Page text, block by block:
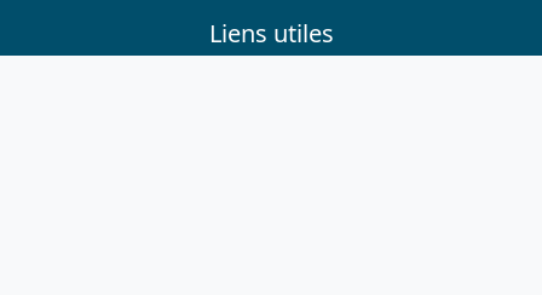
Liens utiles